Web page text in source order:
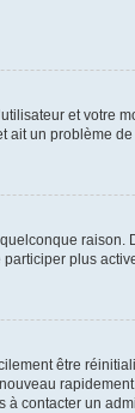
et
un problème
plus
être
rapidement.
contacter un